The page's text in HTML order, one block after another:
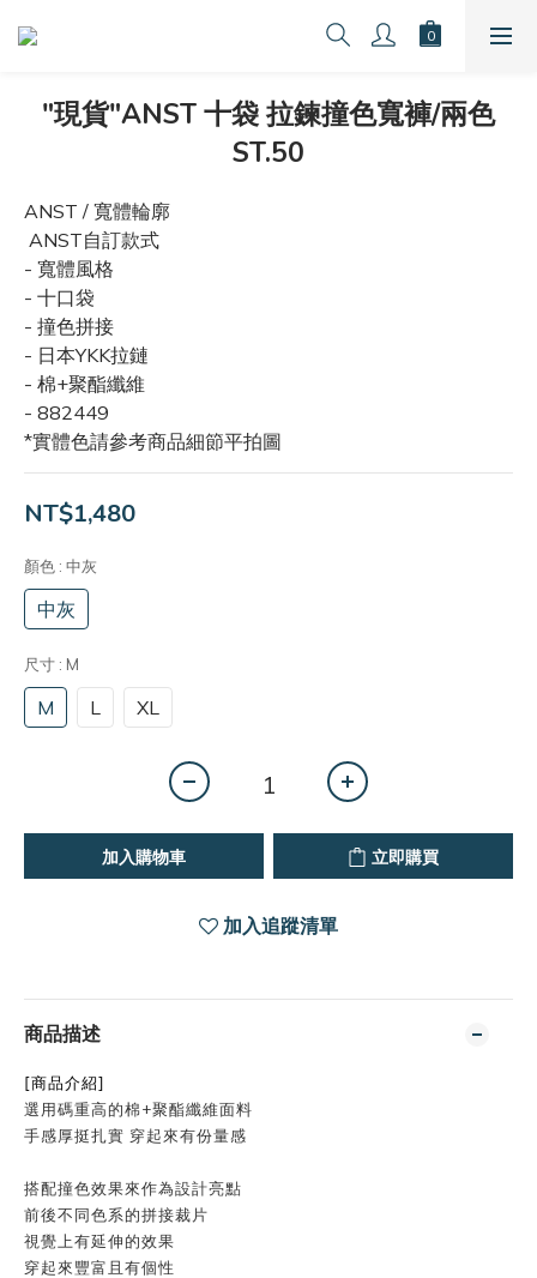
"現貨"ANST 十袋 拉鍊撞色寬褲/兩色
ST.50
ANST / 寬體輪廓
ANST自訂款式
- 寬體風格
- 十口袋
- 撞色拼接
- 日本YKK拉鏈
- 棉+聚酯纖維
- 882449
*實體色請參考商品細節平拍圖
NT$1,480
顏色 : 中灰
中灰
尺寸 : M
M L XL
加入購物車 立即購買
加入追蹤清單
商品描述
[商品介紹]
選用碼重高的棉+聚酯纖維面料
手感厚挺扎實 穿起來有份量感
搭配撞色效果來作為設計亮點
前後不同色系的拼接裁片
視覺上有延伸的效果
穿起來豐富且有個性